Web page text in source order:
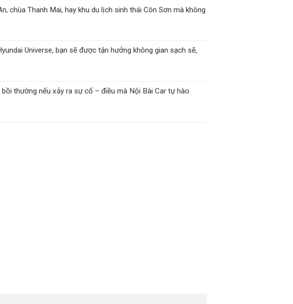
chùa Thanh Mai, hay khu du lịch sinh thái Côn Sơn mà không
Universe, bạn sẽ được tận hưởng không gian sạch sẽ,
thường nếu xảy ra sự cố – điều mà Nội Bài Car tự hào